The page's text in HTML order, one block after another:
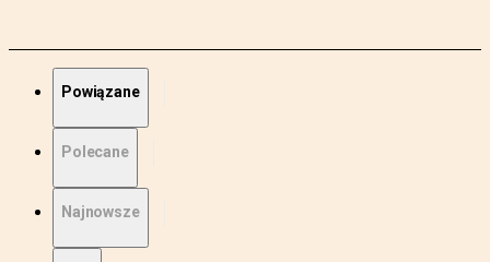
Powiązane
Polecane
Najnowsze